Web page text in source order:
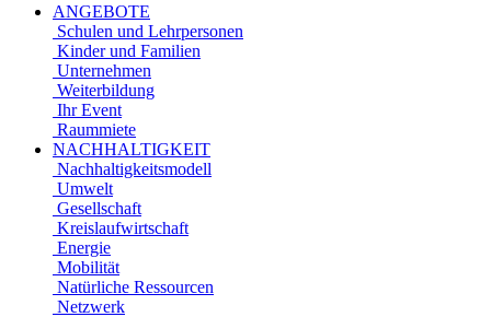
ANGEBOTE
Schulen und Lehrpersonen
Kinder und Familien
Unternehmen
Weiterbildung
Ihr Event
Raummiete
NACHHALTIGKEIT
Nachhaltigkeitsmodell
Umwelt
Gesellschaft
Kreislaufwirtschaft
Energie
Mobilität
Natürliche Ressourcen
Netzwerk